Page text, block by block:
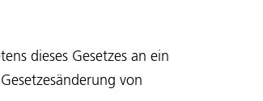
dieses Gesetzes an ein
von